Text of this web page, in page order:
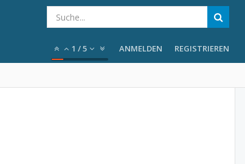
1 /5 ANMELDEN REGISTRIEREN